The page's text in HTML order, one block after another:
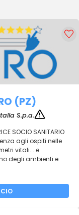
(PZ)
S.p.a.
SOCIO SANITARIO
agli ospiti nelle
vitali... e
degli ambienti e